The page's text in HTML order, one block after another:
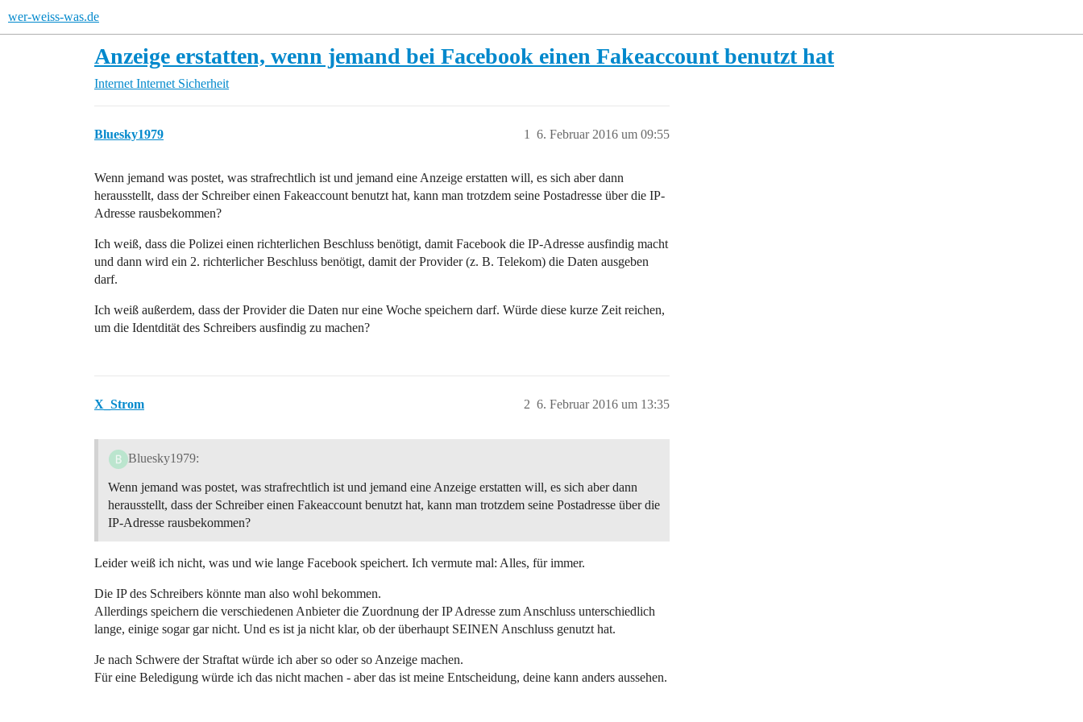
wer-weiss-was.de
Anzeige erstatten, wenn jemand bei Facebook einen Fakeaccount benutzt hat
Internet Internet Sicherheit
Bluesky1979 6. Februar 2016 um 09:55
1
Wenn jemand was postet, was strafrechtlich ist und jemand eine Anzeige erstatten will, es sich aber dann
herausstellt, dass der Schreiber einen Fakeaccount benutzt hat, kann man trotzdem seine Postadresse über die IP-
Adresse rausbekommen?
Ich weiß, dass die Polizei einen richterlichen Beschluss benötigt, damit Facebook die IP-Adresse ausfindig macht
und dann wird ein 2. richterlicher Beschluss benötigt, damit der Provider (z. B. Telekom) die Daten ausgeben
darf.
Ich weiß außerdem, dass der Provider die Daten nur eine Woche speichern darf. Würde diese kurze Zeit reichen,
um die Identdität des Schreibers ausfindig zu machen?
X_Strom 6. Februar 2016 um 13:35
2
Bluesky1979:
Wenn jemand was postet, was strafrechtlich ist und jemand eine Anzeige erstatten will, es sich aber dann
herausstellt, dass der Schreiber einen Fakeaccount benutzt hat, kann man trotzdem seine Postadresse über die
IP-Adresse rausbekommen?
Leider weiß ich nicht, was und wie lange Facebook speichert. Ich vermute mal: Alles, für immer.
Die IP des Schreibers könnte man also wohl bekommen.
Allerdings speichern die verschiedenen Anbieter die Zuordnung der IP Adresse zum Anschluss unterschiedlich
lange, einige sogar gar nicht. Und es ist ja nicht klar, ob der überhaupt SEINEN Anschluss genutzt hat.
Je nach Schwere der Straftat würde ich aber so oder so Anzeige machen.
Für eine Beledigung würde ich das nicht machen - aber das ist meine Entscheidung, deine kann anders aussehen.